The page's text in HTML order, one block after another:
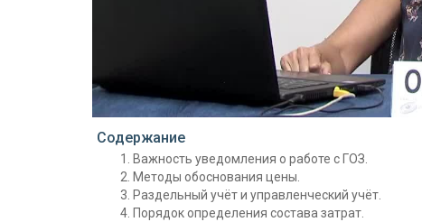
Содержание
Важность уведомления о работе с ГОЗ.
Методы обоснования цены.
Раздельный учёт и управленческий учёт.
Порядок определения состава затрат.